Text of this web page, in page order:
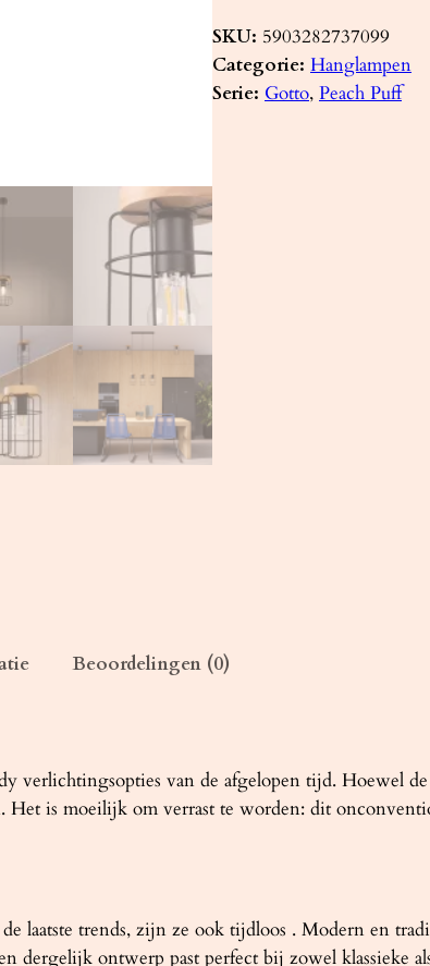
n
g
l
G
O
T
a
n
t
SKU: 5903282737099
Categorie: Hanglampen
Serie: Gotto, Peach Puff
Beoordelingen (0)
verlichtingsopties van de afgelopen tijd. Hoewel
Het is moeilijk om verrast te worden: dit
laatste trends, zijn ze ook tijdloos . Modern en
dergelijk ontwerp past perfect bij zowel klassieke